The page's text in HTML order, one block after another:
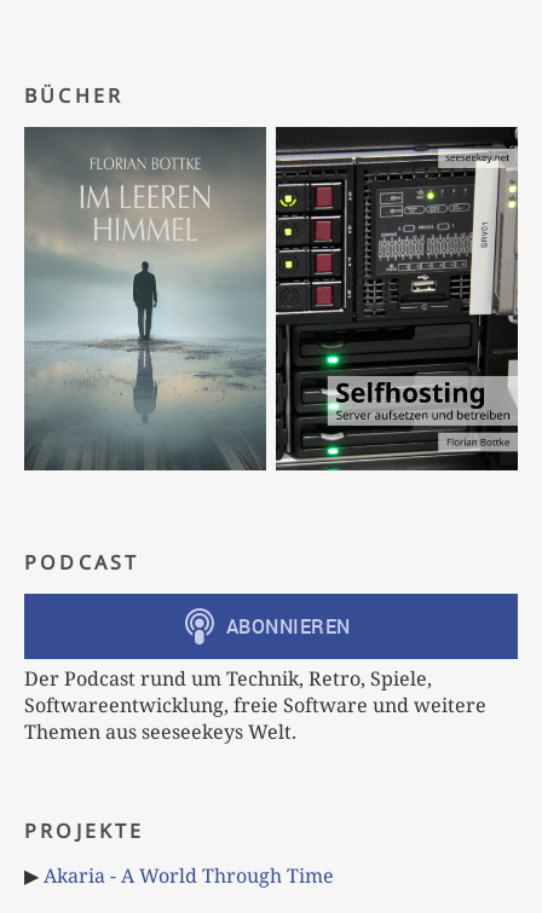
BÜCHER
PODCAST
Der Podcast rund um Technik, Retro, Spiele,
Softwareentwicklung, freie Software und weitere
Themen aus seeseekeys Welt.
PROJEKTE
▶Akaria - A World Through Time